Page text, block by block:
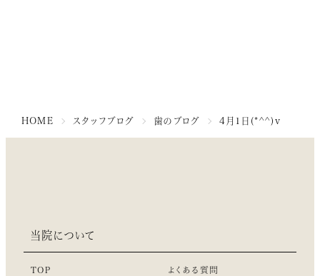
HOME スタッフブログ 歯のブログ 4月1日(*^^)v
当院について
TOP
よくある質問